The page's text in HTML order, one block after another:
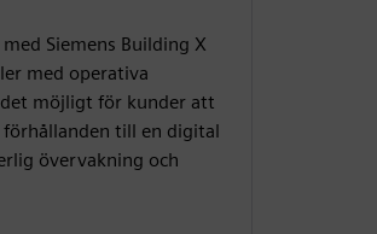
Siemens Building X
med operativa
möjligt för kunder att
till en digital
övervakning och